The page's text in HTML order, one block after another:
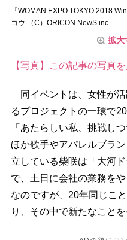
『WOMAN EXPO TOKYO 2018
コウ （C）ORICON NewS inc.
拡大
【写真】この記事の写真
同イベントは、女性が
るプロジェクトの一環で
「あたらしい私、挑戦し
ほか歌手やアパレルブラ
立している柴咲は「大河
で、土日に会社の業務を
なのですが、20年同じこ
り、その中で新たなこと